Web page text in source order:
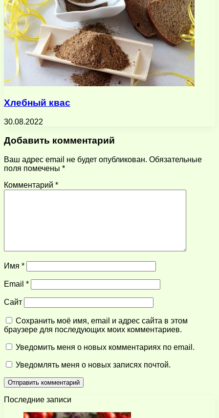
Хлебный квас
30.08.2022
Добавить комментарий
Ваш адрес email не будет опубликован. Обязательные
поля помечены *
Комментарий *
Имя *
Email *
Сайт
Сохранить моё имя, email и адрес сайта в этом
браузере для последующих моих комментариев.
Уведомить меня о новых комментариях по email.
Уведомлять меня о новых записях почтой.
Последние записи